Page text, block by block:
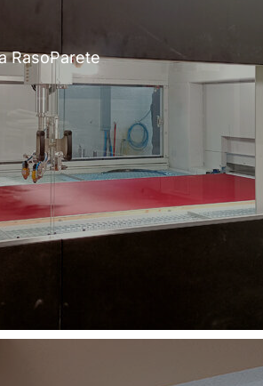
RasoParete